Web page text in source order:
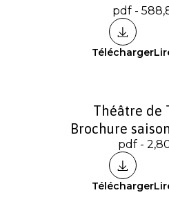
pdf -
Télécharger
Théâtre de
Brochure
pdf -
Télécharger